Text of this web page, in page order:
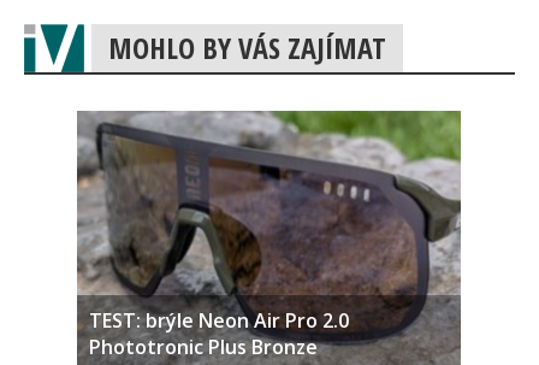
MOHLO BY VÁS ZAJÍMAT
TEST: brýle Neon Air Pro 2.0
Phototronic Plus Bronze